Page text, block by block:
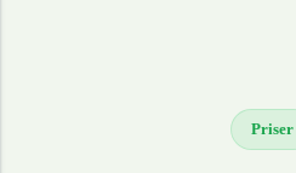
Priser